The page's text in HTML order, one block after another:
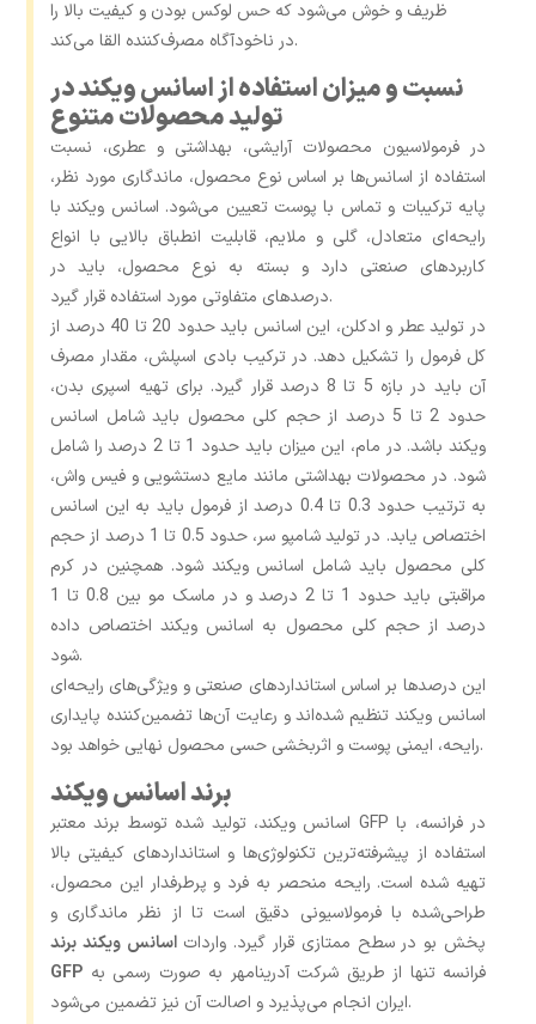
ظریف و خوش می‌شود که حس لوکس بودن و کیفیت بالا را
در ناخودآگاه مصرف‌کننده القا می‌کند.
نسبت و میزان استفاده از اسانس ویکند در
تولید محصولات متنوع
در فرمولاسیون محصولات آرایشی، بهداشتی و عطری، نسبت
استفاده از اسانس‌ها بر اساس نوع محصول، ماندگاری مورد نظر،
پایه ترکیبات و تماس با پوست تعیین می‌شود. اسانس ویکند با
رایحه‌ای متعادل، گلی و ملایم، قابلیت انطباق بالایی با انواع
کاربردهای صنعتی دارد و بسته به نوع محصول، باید در
درصدهای متفاوتی مورد استفاده قرار گیرد.
در تولید عطر و ادکلن‌، این اسانس باید حدود 20 تا 40 درصد از
کل فرمول را تشکیل دهد. در ترکیب بادی اسپلش، مقدار مصرف
آن باید در بازه 5 تا 8 درصد قرار گیرد. برای تهیه اسپری بدن،
حدود 2 تا 5 درصد از حجم کلی محصول باید شامل اسانس
ویکند باشد. در مام، این میزان باید حدود 1 تا 2 درصد را شامل
شود. در محصولات بهداشتی مانند مایع دستشویی و فیس واش،
به ‌ترتیب حدود 0.3 تا 0.4 درصد از فرمول باید به این اسانس
اختصاص یابد. در تولید شامپو سر، حدود 0.5 تا 1 درصد از حجم
کلی محصول باید شامل اسانس ویکند ‌شود. همچنین در کرم
مراقبتی باید حدود 1 تا 2 درصد و در ماسک مو بین 0.8 تا 1
درصد از حجم کلی محصول به اسانس ویکند اختصاص داده
شود.
این درصدها بر اساس استانداردهای صنعتی و ویژگی‌های رایحه‌ای
اسانس ویکند تنظیم شده‌اند و رعایت آن‌ها تضمین‌کننده پایداری
رایحه، ایمنی پوست و اثربخشی حسی محصول نهایی خواهد بود.
برند اسانس ویکند
اسانس ویکند، تولید شده توسط برند معتبر GFP در فرانسه، با
استفاده از پیشرفته‌ترین تکنولوژی‌ها و استانداردهای کیفیتی بالا
تهیه شده است. رایحه‌ منحصر به فرد و پرطرفدار این محصول،
طراحی‌شده با فرمولاسیونی دقیق است تا از نظر ماندگاری و
پخش بو در سطح ممتازی قرار گیرد. وارداتاسانس ویکند برند
GFP
ایران انجام می‌پذیرد و اصالت آن نیز تضمین می‌شود.